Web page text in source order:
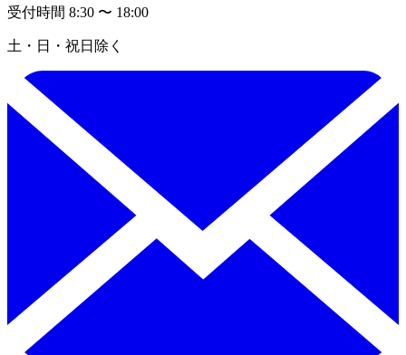
受付時間 8:30 〜 18:00
土・日・祝日除く